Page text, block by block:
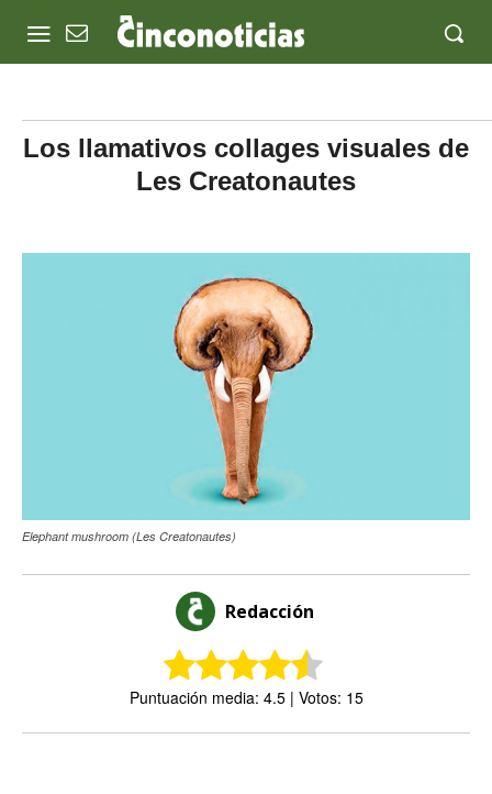
Los llamativos collages visuales de
Les Creatonautes
Elephant mushroom (Les Creatonautes)
Redacción
Puntuación media: 4.5 | Votos: 15